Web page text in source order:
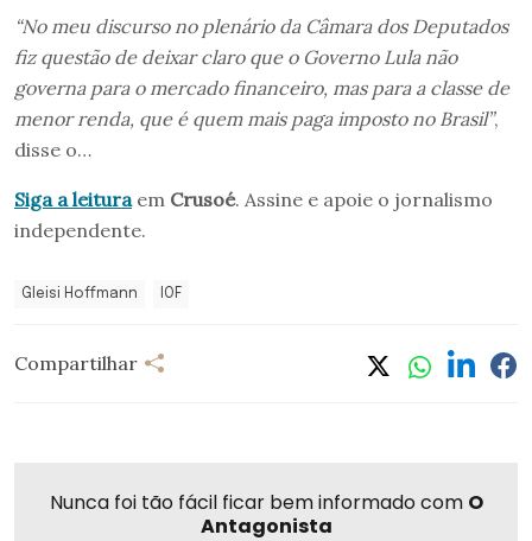
“No meu discurso no plenário da Câmara dos Deputados
fiz questão de deixar claro que o Governo Lula não
governa para o mercado financeiro, mas para a classe de
menor renda, que é quem mais paga imposto no Brasil”,
disse o…
Siga a leituraem Crusoé. Assine e apoie o jornalismo
independente.
Gleisi Hoffmann IOF
Compartilhar
Nunca foi tão fácil ficar bem informado com O
Antagonista